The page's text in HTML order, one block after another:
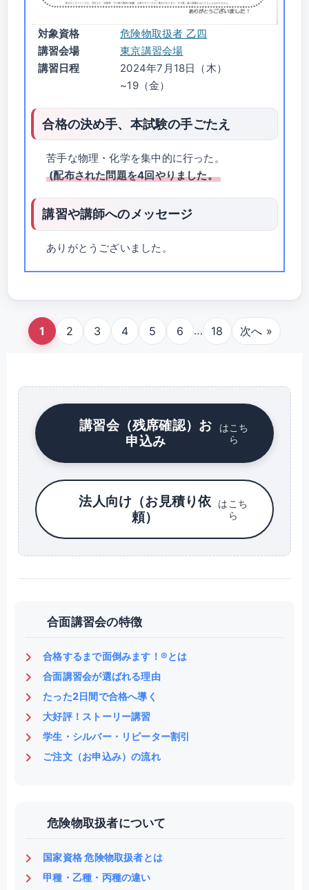
対象資格
危険物取扱者 乙四
講習会場
東京講習会場
講習日程
2024年7月18日（木）
~19（金）
合格の決め手、本試験の手ごたえ
苦手な物理・化学を集中的に行った。
(配布された問題を4回やりました。
講習や講師へのメッセージ
ありがとうございました。
1 2 3 4 5 6 … 18 次へ »
講習会（残席確認）お
申込み
はこち
ら
法人向け（お見積り依
頼）
はこち
ら
合面講習会の特徴
合格するまで面倒みます！®とは
合面講習会が選ばれる理由
たった2日間で合格へ導く
大好評！ストーリー講習
学生・シルバー・リピーター割引
ご注文（お申込み）の流れ
危険物取扱者について
国家資格 危険物取扱者とは
甲種・乙種・丙種の違い